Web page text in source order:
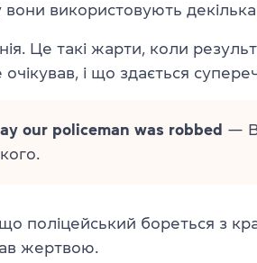
вони використовують декілька
Це такі жарти, коли
очікував, і що здається
our policeman was robbed —
поліцейський бореться з
жертвою.